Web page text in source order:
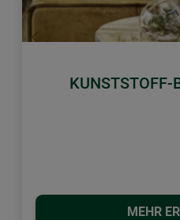
KUNSTSTOFF-
MEHR
Zurück